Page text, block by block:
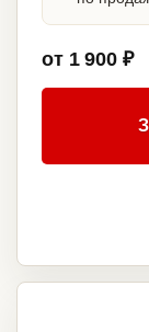
от 1 900 ₽